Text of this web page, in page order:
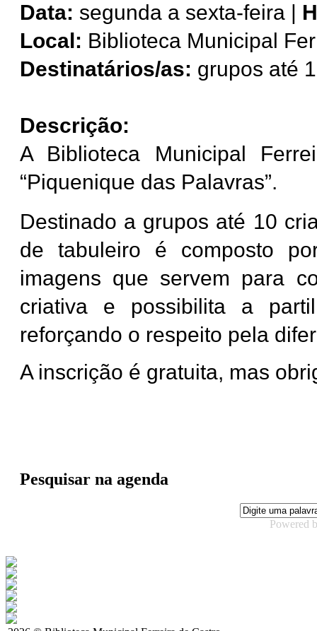
Data: segunda a sexta-feira |
Local: Biblioteca Municipal
Destinatários/as: grupos até
Descrição:
A Biblioteca Municipal
“Piquenique das Palavras”.
Destinado a grupos até 10
de tabuleiro é composto
imagens que servem para
criativa e possibilita a
reforçando o respeito pela
A inscrição é gratuita, mas
Pesquisar na agenda
Powered